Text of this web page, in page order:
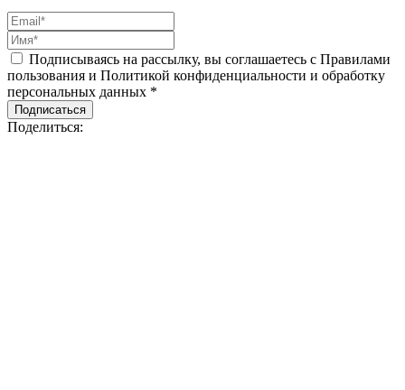
Подписываясь на рассылку, вы соглашаетесь с Правилами
пользования и Политикой конфиденциальности и обработку
персональных данных *
Подписаться
Поделиться: